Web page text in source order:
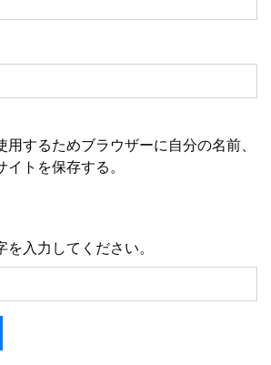
用するためブラウザーに自分の名前、
イトを保存する。
を入力してください。